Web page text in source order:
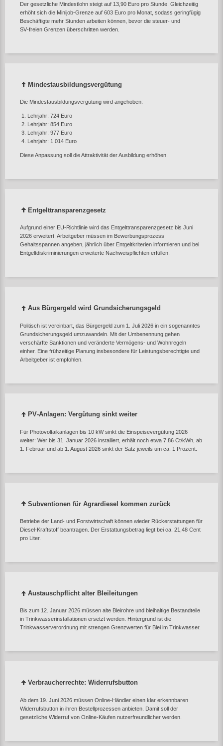
Der gesetzliche Mindestlohn steigt auf 13,90 Euro pro Stunde. Gleichzeitig
erhöht sich die Minijob‑Grenze auf 603 Euro pro Monat, sodass geringfügig
Beschäftigte mehr Stunden arbeiten können, bevor die steuer‑ und
SV‑freien Grenzen überschritten werden.
Mindestausbildungsvergütung
Die Mindestausbildungsvergütung wird angehoben:
Lehrjahr: 724 Euro
Lehrjahr: 854 Euro
Lehrjahr: 977 Euro
Lehrjahr: 1.014 Euro
Diese Anpassung soll die Attraktivität der Ausbildung erhöhen.
Entgelttransparenzgesetz
Aufgrund einer EU‑Richtlinie wird das Entgelttransparenzgesetz bis Juni
2026 erweitert: Arbeitgeber müssen im Bewerbungsprozess
Gehaltsspannen angeben, jährlich über Entgeltkriterien informieren und bei
Entgeltdiskriminierungen erweiterte Nachweispflichten erfüllen.
Aus Bürgergeld wird Grundsicherungsgeld
Politisch ist vereinbart, das Bürgergeld zum 1. Juli 2026 in ein sogenanntes
Grundsicherungsgeld umzuwandeln. Mit der Umbenennung gehen
verschärfte Sanktionen und veränderte Vermögens‑ und Wohnregeln
einher. Eine frühzeitige Planung insbesondere für Leistungsberechtigte und
Arbeitgeber ist empfohlen.
PV‑Anlagen: Vergütung sinkt weiter
Für Photovoltaikanlagen bis 10 kW sinkt die Einspeisevergütung 2026
weiter: Wer bis 31. Januar 2026 installiert, erhält noch etwa 7,86 Ct/kWh, ab
1. Februar und ab 1. August 2026 sinkt der Satz jeweils um ca. 1 Prozent.
Subventionen für Agrardiesel kommen zurück
Betriebe der Land‑ und Forstwirtschaft können wieder Rückerstattungen für
Diesel‑Kraftstoff beantragen. Der Erstattungsbetrag liegt bei ca. 21,48 Cent
pro Liter.
Austauschpflicht alter Bleileitungen
Bis zum 12. Januar 2026 müssen alte Bleirohre und bleihaltige Bestandteile
in Trinkwasserinstallationen ersetzt werden. Hintergrund ist die
Trinkwasserverordnung mit strengen Grenzwerten für Blei im Trinkwasser.
Verbraucherrechte: Widerrufsbutton
Ab dem 19. Juni 2026 müssen Online‑Händler einen klar erkennbaren
Widerrufsbutton in ihren Bestellprozessen anbieten. Damit soll der
gesetzliche Widerruf von Online‑Käufen nutzerfreundlicher werden.